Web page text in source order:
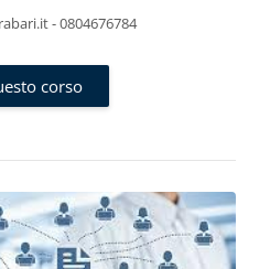
- 0804676784
corso